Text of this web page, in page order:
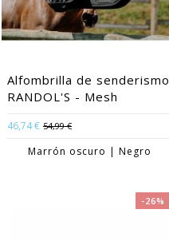
Alfombrilla de senderismo
RANDOL'S - Mesh
46,74 € 54,99 €
Marrón oscuro | Negro
-26%